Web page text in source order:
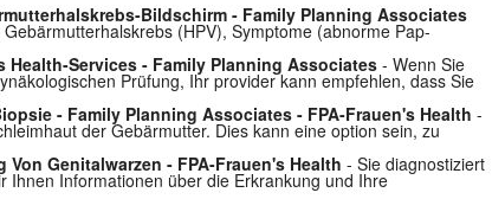
Bildschirm - Family Planning Associates
(HPV), Symptome (abnorme Pap-
Health-Services - Family Planning Associates - Wenn Sie
Prüfung, Ihr provider kann empfehlen, dass Sie
- Family Planning Associates - FPA-Frauen's Health -
der Gebärmutter. Dies kann eine option sein, zu
Von Genitalwarzen - FPA-Frauen's Health - Sie diagnostiziert
Ihnen Informationen über die Erkrankung und Ihre